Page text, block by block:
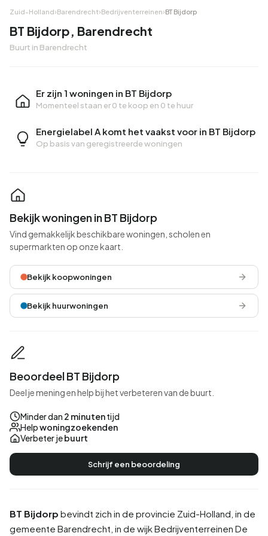
Zuid-Holland›Barendrecht›Bedrijventerreinen›BT Bijdorp
BT Bijdorp, Barendrecht
Buurt in Barendrecht
Er zijn 1 woningen in BT Bijdorp
Momenteel staan er0 te koop en 0 te huur
Energielabel A komt het vaakst voor in BT Bijdorp
Op basis van geregistreerde woningen
BT Bijdorp bevindt zich in de provincie Zuid-Holland , in de
gemeente Barendrecht , in de wijkBedrijventerreinen De
Bekijk woningen in BT Bijdorp
Vind gemakkelijk beschikbare woningen, scholen en
supermarkten op onze kaart.
Bekijk koopwoningen
Bekijk huurwoningen
Beoordeel BT Bijdorp
Deel je mening en help bij het verbeteren van de buurt.
Minder dan 2 minutentijd
Helpwoningzoekenden
Verbeter jebuurt
Schrijf een beoordeling